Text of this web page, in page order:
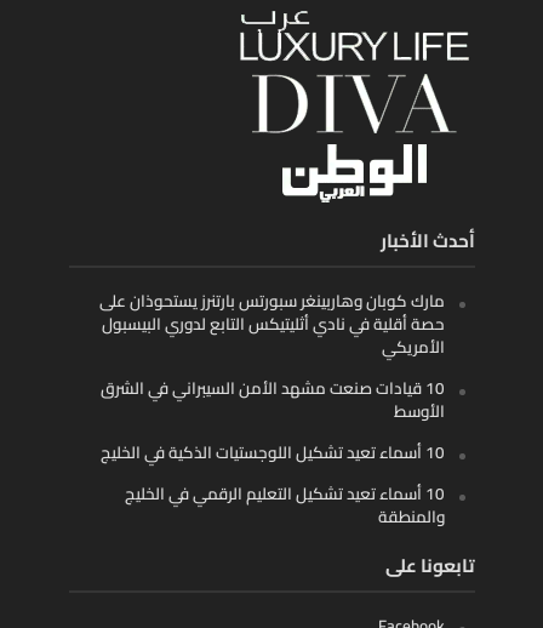
أحدث الأخبار
مارك كوبان وهاربينغر سبورتس بارتنرز يستحوذان على
حصة أقلية في نادي أثليتيكس التابع لدوري البيسبول
الأمريكي
10 قيادات صنعت مشهد الأمن السيبراني في الشرق
الأوسط
10 أسماء تعيد تشكيل اللوجستيات الذكية في الخليج
10 أسماء تعيد تشكيل التعليم الرقمي في الخليج
والمنطقة
تابعونا على